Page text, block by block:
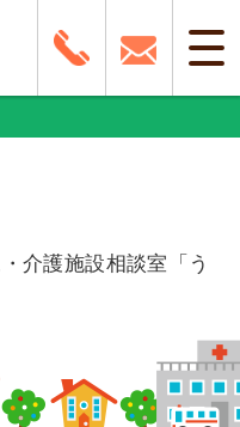
介護施設相談室「う